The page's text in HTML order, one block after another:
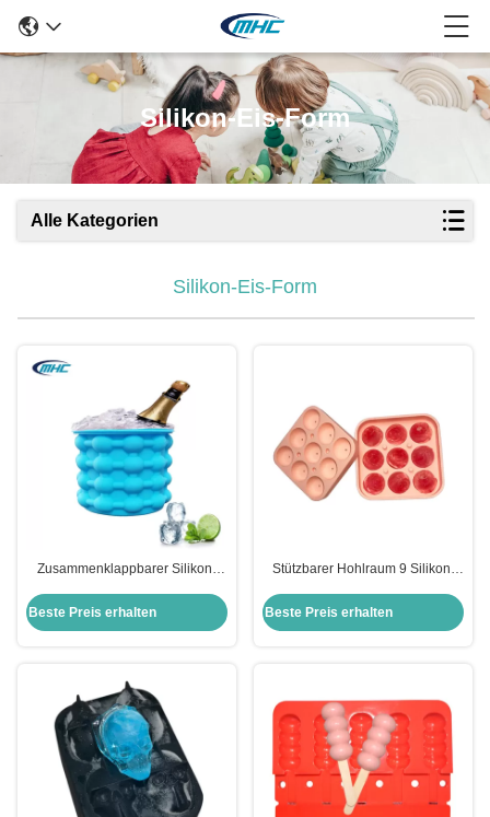
Silikon-Eis-Form
Alle Kategorien
Silikon-Eis-Form
Zusammenklappbarer Silikon-
Eis-Eimer Eco freundlich
Beste Preis erhalten
Stützbarer Hohlraum 9 Silikon-
Makers 1,2 Zoll
Beste Preis erhalten